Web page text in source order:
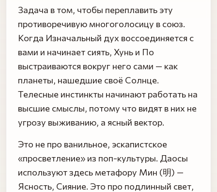
Задача в том, чтобы переплавить эту
противоречивую многоголосицу в союз.
Когда Изначальный дух воссоединяется с
вами и начинает сиять, Хунь и По
выстраиваются вокруг него сами — как
планеты, нашедшие своё Солнце.
Телесные инстинкты начинают работать на
высшие смыслы, потому что видят в них не
угрозу выживанию, а ясный вектор.
Это не про ванильное, эскапистское
«просветление» из поп-культуры. Даосы
используют здесь метафору Мин (明) —
Ясность, Сияние. Это про подлинный свет,